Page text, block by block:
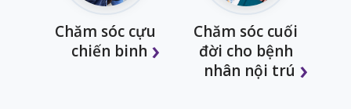
Chăm sóc cựu
chiến binh
Chăm sóc cuối
đời cho bệnh
nhân nội trú